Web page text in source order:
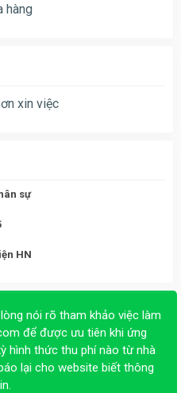
hàng
xin việc
sự
HN
nói rõ tham khảo việc làm
để được ưu tiên khi ứng
hình thức thu phí nào từ nhà
lại cho website biết thông